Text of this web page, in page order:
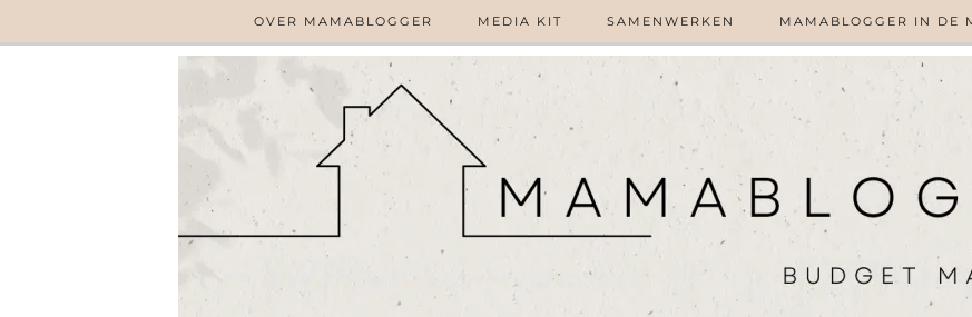
OVER MAMABLOGGER MEDIA KIT SAMENWERKEN MAMABLOGGER IN DE